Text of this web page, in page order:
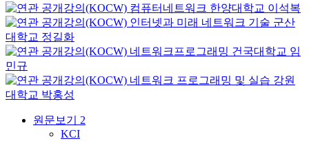
컴퓨터네트워크 한양대학교 이석복
인터넷과 미래 네트워크 기술 군산
대학교 정길화
네트워크프로그래밍 건국대학교 임
민규
네트워크 프로그래밍 및 실습 강원
대학교 박홍성
원문보기 2
KCI